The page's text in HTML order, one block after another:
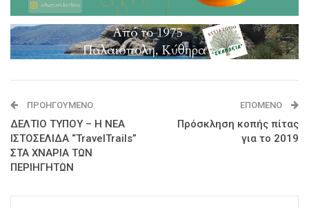
ΠΡΟΗΓΟΎΜΕΝΟ
ΔΕΛΤΙΟ ΤΥΠΟΥ – Η ΝΕΑ
ΙΣΤΟΣΕΛΙΔΑ “TravelTrails”
ΣΤΑ ΧΝΑΡΙΑ ΤΩΝ
ΠΕΡΙΗΓΗΤΩΝ
ΕΠΌΜΕΝΟ
Πρόσκληση κοπής πίτας
για το 2019